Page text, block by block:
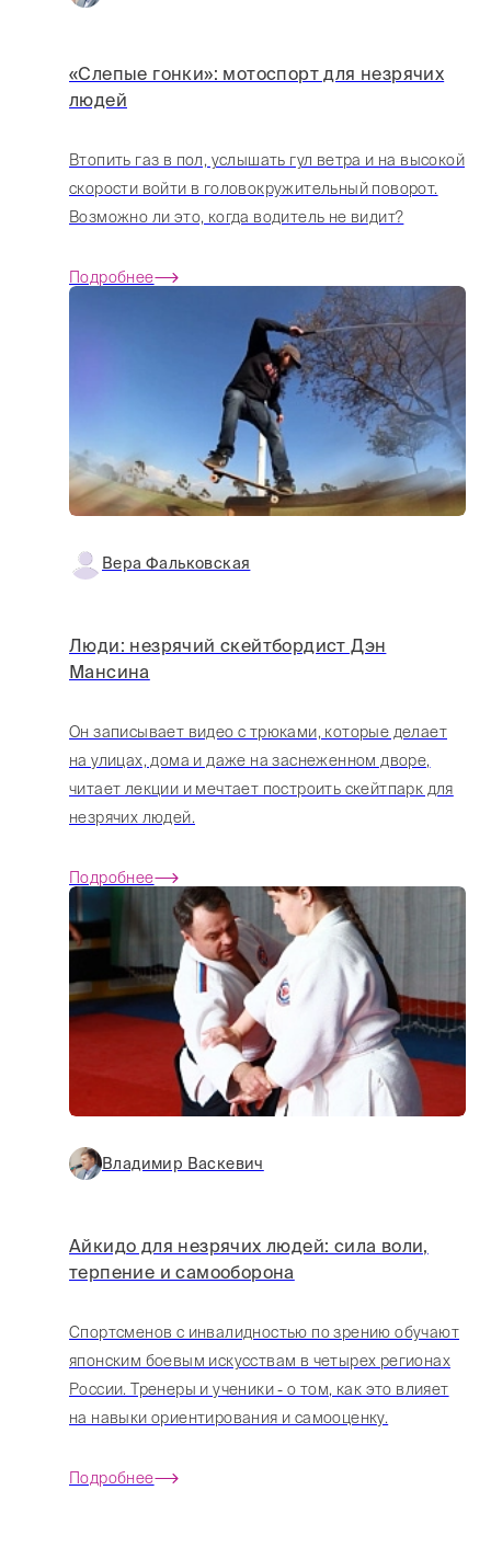
«Слепые гонки»: мотоспорт для незрячих
людей
Втопить газ в пол, услышать гул ветра и на высокой
скорости войти в головокружительный поворот.
Возможно ли это, когда водитель не видит?
Подробнее
Вера Фальковская
Люди: незрячий скейтбордист Дэн
Мансина
Он записывает видео с трюками, которые делает
на улицах, дома и даже на заснеженном дворе,
читает лекции и мечтает построить скейтпарк для
незрячих людей.
Подробнее
Владимир Васкевич
Айкидо для незрячих людей: сила воли,
терпение и самооборона
Спортсменов с инвалидностью по зрению обучают
японским боевым искусствам в четырех регионах
России. Тренеры и ученики - о том, как это влияет
на навыки ориентирования и самооценку.
Подробнее